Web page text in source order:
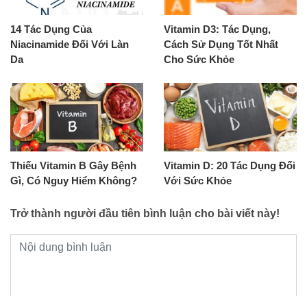
14 Tác Dụng Của
Niacinamide Đối Với Làn
Da
Vitamin D3: Tác Dụng,
Cách Sử Dụng Tốt Nhất
Cho Sức Khỏe
Thiếu Vitamin B Gây Bệnh
Gì, Có Nguy Hiểm Không?
Vitamin D: 20 Tác Dụng Đối
Với Sức Khỏe
Trở thành người đầu tiên bình luận cho bài viết này!